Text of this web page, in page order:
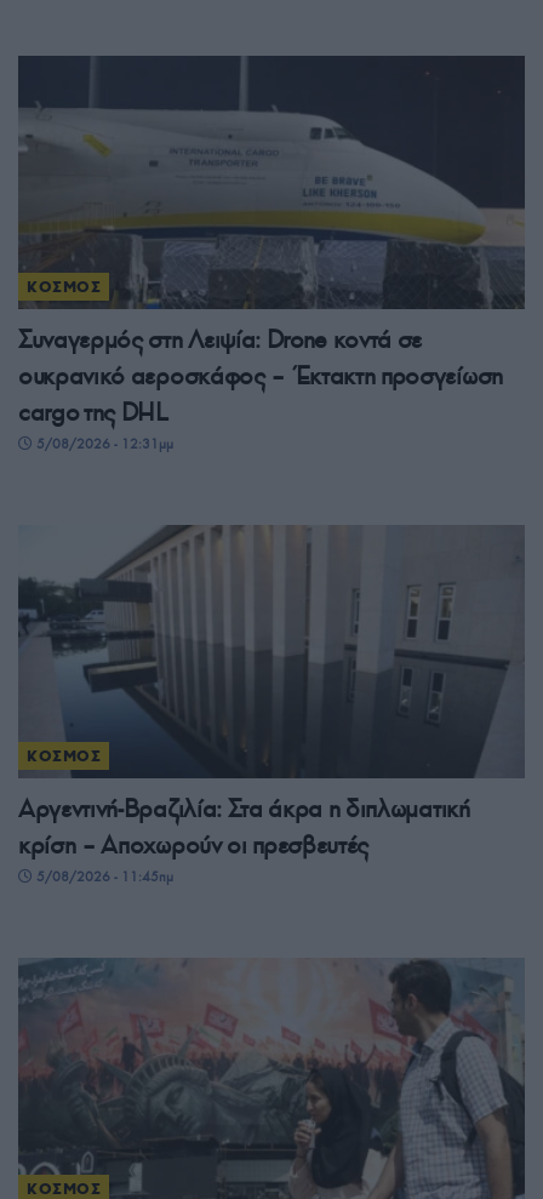
ΚΟΣΜΟΣ
Συναγερμός στη Λειψία: Drone κοντά σε
ουκρανικό αεροσκάφος – Έκτακτη προσγείωση
cargo της DHL
5/08/2026 - 12:31μμ
ΚΟΣΜΟΣ
Αργεντινή-Βραζιλία: Στα άκρα η διπλωματική
κρίση – Αποχωρούν οι πρεσβευτές
5/08/2026 - 11:45πμ
ΚΟΣΜΟΣ